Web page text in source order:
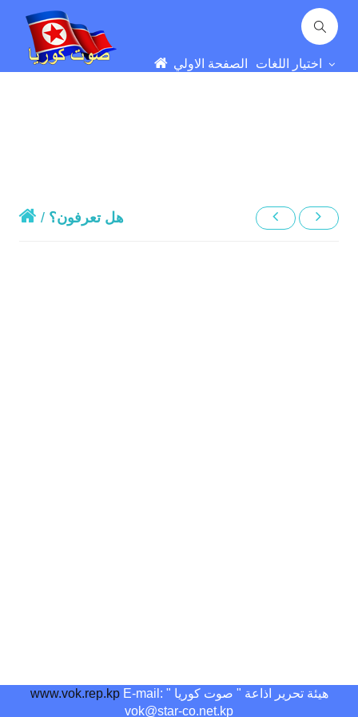
الصفحة الاولي
/ هل تعرفون؟
هيئة تحرير اذاعة " صوت كوريا " www.vok.rep.kpE-mail:
vok@star-co.net.kp